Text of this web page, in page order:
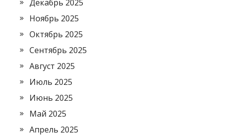
Декабрь 2025
Ноябрь 2025
Октябрь 2025
Сентябрь 2025
Август 2025
Июль 2025
Июнь 2025
Май 2025
Апрель 2025